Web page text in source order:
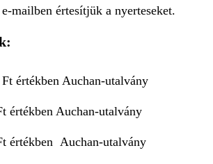
mailben értesítjük a nyerteseket.
értékben Auchan-utalvány
értékben Auchan-utalvány
értékben Auchan-utalvány